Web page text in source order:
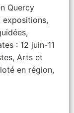
Quercy
expositions,
: 12 juin-11
Arts et
en région,